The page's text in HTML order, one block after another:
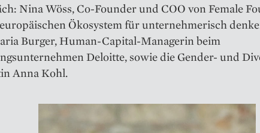
Nina Wöss, Co-Founder und COO von Female
Ökosystem für unternehmerisch
Burger, Human-Capital-Managerin beim
Deloitte, sowie die Gender- und
Anna Kohl.